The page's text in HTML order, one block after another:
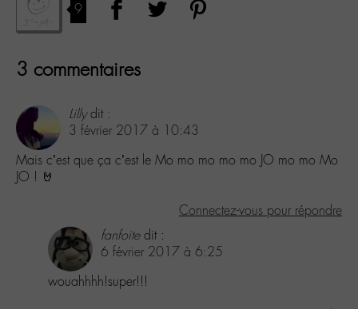
9
3 commentaires
Lilly dit :
3 février 2017 à 10:43
Mais c’est que ça c’est le Mo mo mo mo mo JO mo mo Mo
JO ! 🤘
Connectez-vous pour répondre
fanfoite dit :
6 février 2017 à 6:25
wouahhhh!super!!!